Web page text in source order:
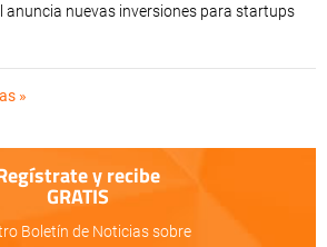
anuncia nuevas inversiones para startups
»
y recibe
GRATIS
Boletín de Noticias sobre